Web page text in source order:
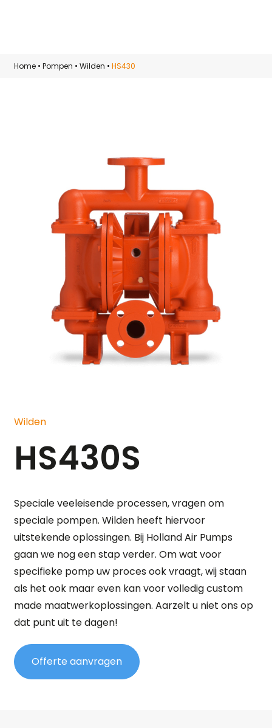
Skip to main content
Home •Pompen •Wilden •HS430
Wilden
HS430S
Speciale veeleisende processen, vragen om
speciale pompen. Wilden heeft hiervoor
uitstekende oplossingen. Bij Holland Air Pumps
gaan we nog een stap verder. Om wat voor
specifieke pomp uw proces ook vraagt, wij staan
als het ook maar even kan voor volledig custom
made maatwerkoplossingen. Aarzelt u niet ons op
dat punt uit te dagen!
Offerte aanvragen